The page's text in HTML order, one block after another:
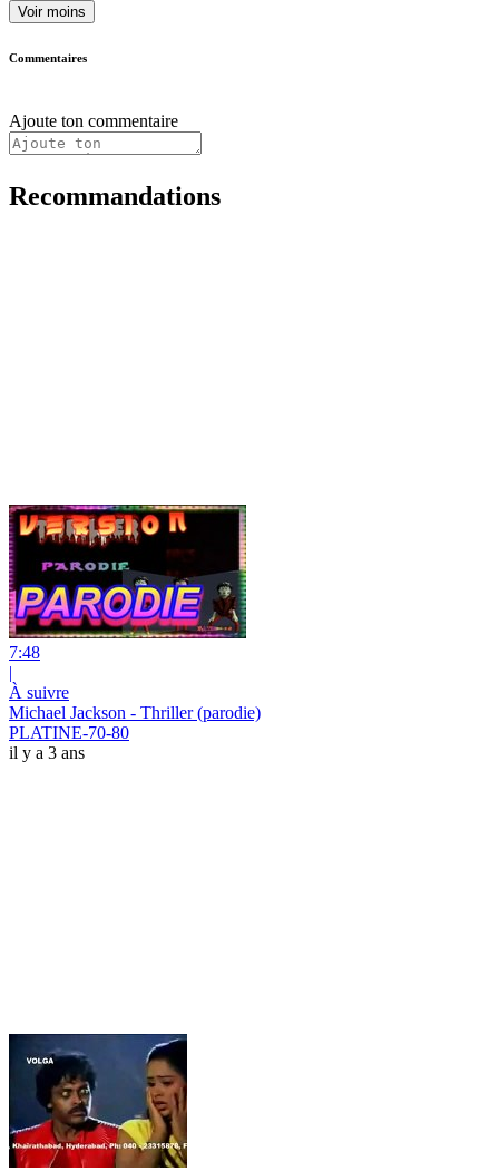
Voir moins
Commentaires
Ajoute ton commentaire
Recommandations
7:48
|
À suivre
Michael Jackson - Thriller (parodie)
PLATINE-70-80
il y a 3 ans